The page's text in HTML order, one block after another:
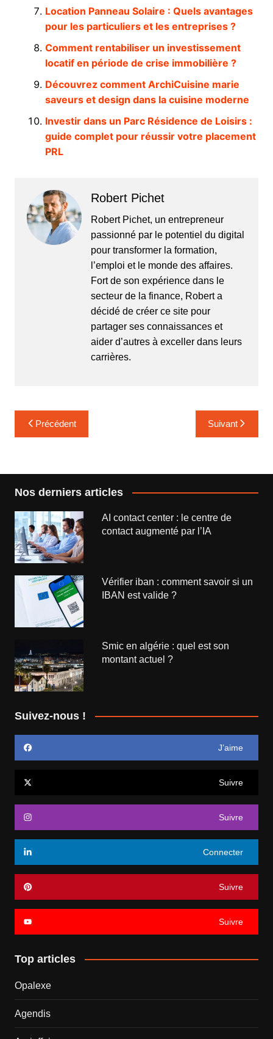
Location Panneau Solaire : Quels avantages
pour les particuliers et les entreprises ?
Comment rentabiliser un investissement
locatif en période de crise immobilière ?
Découvrez comment ArchiCuisine marie
saveurs et design dans la cuisine moderne
Investir dans un Parc Résidence de Loisirs :
guide complet pour réussir votre placement
PRL
Robert Pichet
Robert Pichet, un entrepreneur
passionné par le potentiel du digital
pour transformer la formation,
l’emploi et le monde des affaires.
Fort de son expérience dans le
secteur de la finance, Robert a
décidé de créer ce site pour
partager ses connaissances et
aider d’autres à exceller dans leurs
carrières.
Navigation
de
Précédent Suivant
Nos derniers articles
AI contact center : le centre de
contact augmenté par l’IA
Vérifier iban : comment savoir si un
IBAN est valide ?
Smic en algérie : quel est son
montant actuel ?
Suivez-nous !
J’aime
Suivre
Suivre
Connecter
Suivre
Suivre
Top articles
Opalexe
Agendis